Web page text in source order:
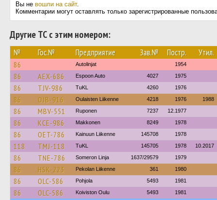
Вы не вошли на сайт.
Комментарии могут оставлять только зарегистрированные
Другие ТС с этим номером:
№ Гос.№ Предприятие Зав.№ Постр. Утил.
86 Autolinjat 1954
86 AEX-686 Espoon Auto 4027 1975
86 TJV-986 TuKL 4260 1976
86 OJB-916 Oulaisten Liikenne 4218 1976 1988
86 MBV-551 Ruponen 7237 12.1977
86 KCE-986 Makkonen 8249 1978
86 OET-786 Kainuun Liikenne 145708 1978
118 TMJ-118 TuKL 145705 1978 10.2017
86 TNE-786 Someron Linja 1637/29579 1979
86 HSK-223 Pekolan Liikenne 361 1980
86 OLC-586 Pohjola 5493 1981
86 OLC-586 Koiviston Oulu 5493 1981